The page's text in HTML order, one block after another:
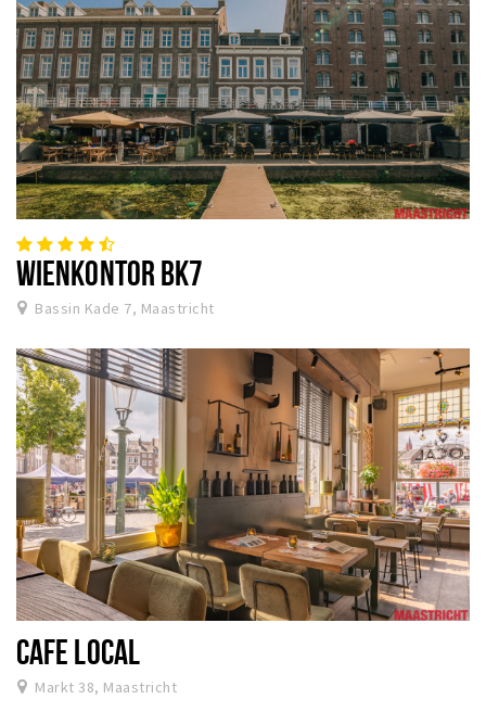
WIENKONTOR BK7
Bassin Kade 7, Maastricht
CAFE LOCAL
Markt 38, Maastricht